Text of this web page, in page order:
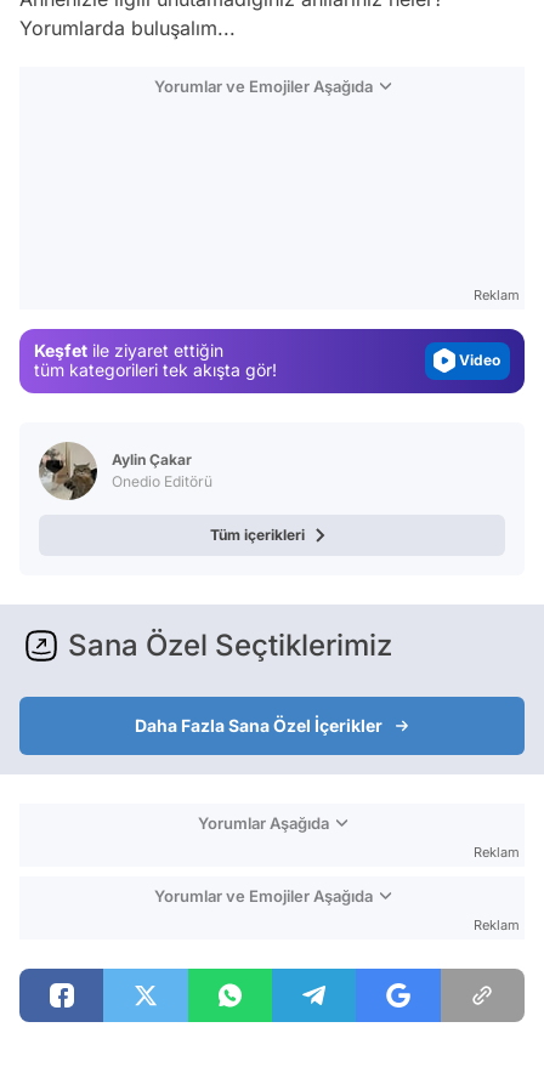
Yorumlarda buluşalım...
Yorumlar ve Emojiler Aşağıda
Reklam
Keşfet ile ziyaret ettiğin
tüm kategorileri tek akışta gör!
Test
Aylin Çakar
Onedio Editörü
Tüm içerikleri
Sana Özel Seçtiklerimiz
Daha Fazla Sana Özel İçerikler
Yorumlar Aşağıda
Reklam
Yorumlar ve Emojiler Aşağıda
Reklam